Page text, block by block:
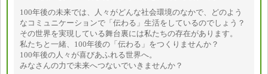
100年後の未来では、人々がどんな社会環境のなかで、どのよう
なコミュニケーションで「伝わる」生活をしているのでしょう？
その世界を実現している舞台裏には私たちの存在があります。
私たちと一緒、100年後の「伝わる」をつくりませんか？
100年後の人々が喜びあふれる世界へ。
みなさんの力で未来へつないでいきませんか？